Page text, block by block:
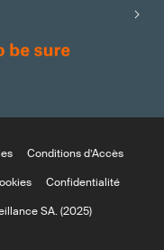
Conditions d’Accès
Confidentialité
SA. (2025)